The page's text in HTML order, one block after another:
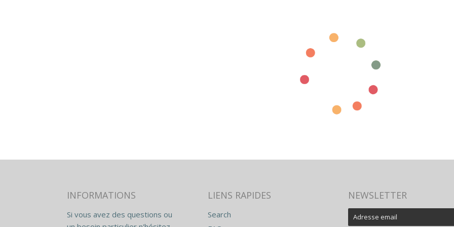
INFORMATIONS
Si vous avez des questions ou
LIENS RAPIDES
Search
NEWSLETTER
E-